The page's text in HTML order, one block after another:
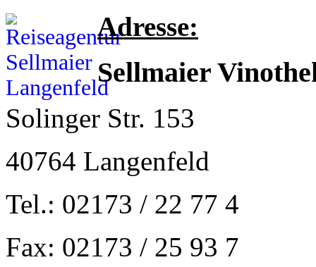
Adresse:
Sellmaier
Solinger Str. 153
40764 Langenfeld
Tel.: 02173 / 22 77 4
Fax: 02173 / 25 93 7